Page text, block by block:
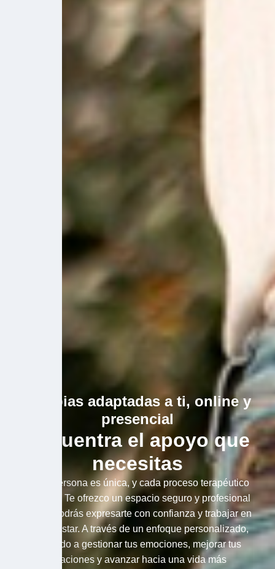
Terapias adaptadas a ti, online y
presencial
Encuentra el apoyo que
necesitas
Cada persona es única, y cada proceso terapéutico
también. Te ofrezco un espacio seguro y profesional
donde podrás expresarte con confianza y trabajar en
tu bienestar. A través de un enfoque personalizado,
te ayudo a gestionar tus emociones, mejorar tus
relaciones y avanzar hacia una vida más